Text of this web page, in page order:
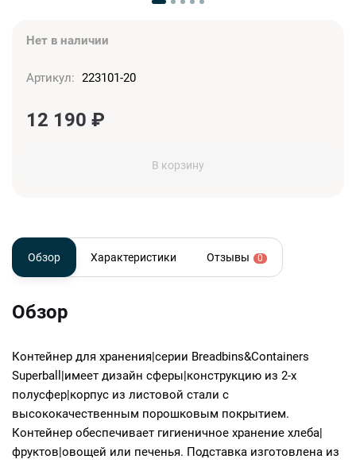
Нет в наличии
Артикул: 223101-20
12 190 ₽
В корзину
Обзор Характеристики Отзывы 0
Обзор
Контейнер для хранения|серии Breadbins&Containers
Superball|имеет дизайн сферы|конструкцию из 2-х
полусфер|корпус из листовой стали с
высококачественным порошковым покрытием.
Контейнер обеспечивает гигиеничное хранение хлеба|
фруктов|овощей или печенья. Подставка изготовлена из